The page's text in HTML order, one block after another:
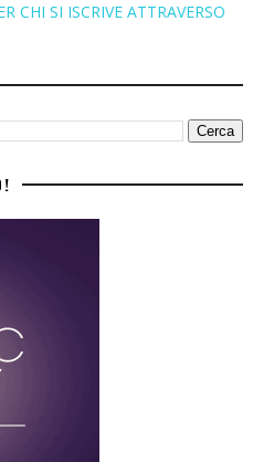
CHI SI ISCRIVE ATTRAVERSO